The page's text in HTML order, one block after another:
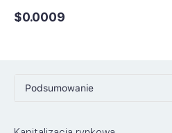
$0.0009
Podsumowanie